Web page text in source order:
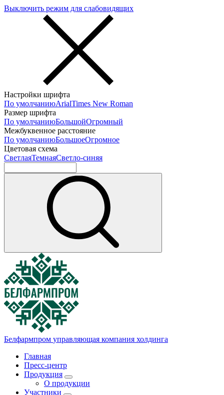
Выключить режим для слабовидящих
Настройки шрифта
По умолчаниюArialTimes New Roman
Размер шрифта
По умолчаниюБольшойОгромный
Межбуквенное расстояние
По умолчаниюБольшоеОгромное
Цветовая схема
СветлаяТемнаяСветло-синяя
Белфармпром управляющая компания холдинга
Главная
Пресс-центр
Продукция
О продукции
Участники